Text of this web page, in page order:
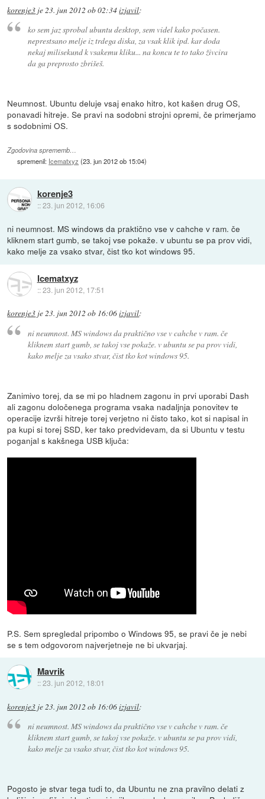
korenje3 je23. jun 2012 ob 02:34izjavil:
ko sem jaz sprobal ubuntu desktop, sem videl kako počasen.
neprestsano melje iz trdega diska, za vsak klik ipd. kar doda
nekaj milisekund k vsakemu kliku... na koncu te to tako živcira
da ga preprosto zbrišeš.
Neumnost. Ubuntu deluje vsaj enako hitro, kot kašen drug OS,
ponavadi hitreje. Se pravi na sodobni strojni opremi, če primerjamo
s sodobnimi OS.
Zgodovina sprememb…
spremenil: Icematxyz (23. jun 2012 ob 15:04)
korenje3
::23. jun 2012, 16:06
ni neumnost. MS windows da praktično vse v cahche v ram. če
kliknem start gumb, se takoj vse pokaže. v ubuntu se pa prov vidi,
kako melje za vsako stvar, čist tko kot windows 95.
Icematxyz
::23. jun 2012, 17:51
korenje3 je23. jun 2012 ob 16:06izjavil:
ni neumnost. MS windows da praktično vse v cahche v ram. če
kliknem start gumb, se takoj vse pokaže. v ubuntu se pa prov vidi,
kako melje za vsako stvar, čist tko kot windows 95.
Zanimivo torej, da se mi po hladnem zagonu in prvi uporabi Dash
ali zagonu določenega programa vsaka nadaljnja ponovitev te
operacije izvrši hitreje torej verjetno ni čisto tako, kot si napisal in
pa kupi si torej SSD, ker tako predvidevam, da si Ubuntu v testu
poganjal s kakšnega USB ključa:
P.S. Sem spregledal pripombo o Windows 95, se pravi če je nebi
se s tem odgovorom najverjetneje ne bi ukvarjaj.
Mavrik
::23. jun 2012, 18:01
korenje3 je23. jun 2012 ob 16:06izjavil:
ni neumnost. MS windows da praktično vse v cahche v ram. če
kliknem start gumb, se takoj vse pokaže. v ubuntu se pa prov vidi,
kako melje za vsako stvar, čist tko kot windows 95.
Pogosto je stvar tega tudi to, da Ubuntu ne zna pravilno delati z